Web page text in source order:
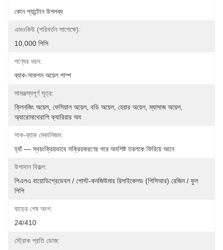
কোন প্যান্টোন উপলব্ধ
এমওকিউ (পরিবর্তন সাপেক্ষে):
10,000 পিসি
পণ্যের ধরন:
ব্যাক-সাকশন অয়েল পাম্প
সামঞ্জস্যপূর্ণ সূত্র:
ক্লিনজিং অয়েল, ফেসিয়াল অয়েল, বডি অয়েল, হেয়ার অয়েল, ম্যাসাজ অয়েল,
অ্যারোমাথেরাপি ক্যারিয়ার অয
সাক-ব্যাক মেকানিজম:
হ্যাঁ — স্বয়ংক্রিয়ভাবে সক্রিয়করণের পরে অবশিষ্ট তরলকে ফিরিয়ে আনে
উপাদান বিকল্প:
পিএলএ বায়োডিগ্রেডেবল / পোস্ট-কনজিউমার রিসাইকেলড (পিসিআর) রেজিন / ফুল
পিপি
ঘাড়ের শেষ অংশ:
24/410
স্ট্রোক প্রতি ডোজ: